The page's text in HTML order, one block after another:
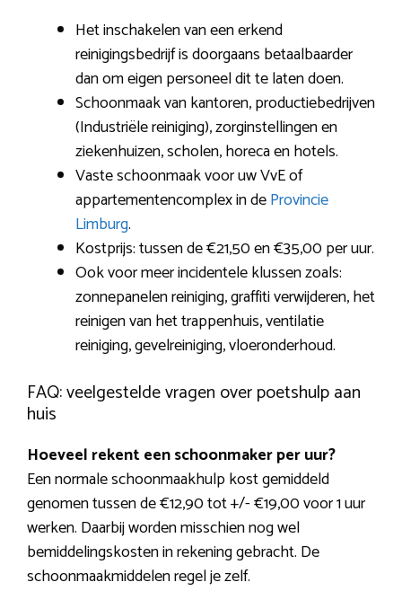
Het inschakelen van een erkend
reinigingsbedrijf is doorgaans betaalbaarder
dan om eigen personeel dit te laten doen.
Schoonmaak van kantoren, productiebedrijven
(Industriële reiniging), zorginstellingen en
ziekenhuizen, scholen, horeca en hotels.
Vaste schoonmaak voor uw VvE of
appartementencomplex in deProvincie
Limburg.
Kostprijs: tussen de €21,50 en €35,00 per uur.
Ook voor meer incidentele klussen zoals:
zonnepanelen reiniging, graffiti verwijderen, het
reinigen van het trappenhuis, ventilatie
reiniging, gevelreiniging, vloeronderhoud.
FAQ: veelgestelde vragen over poetshulp aan
huis
Hoeveel rekent een schoonmaker per uur?
Een normale schoonmaakhulp kost gemiddeld
genomen tussen de €12,90 tot +/- €19,00 voor 1 uur
werken. Daarbij worden misschien nog wel
bemiddelingskosten in rekening gebracht. De
schoonmaakmiddelen regel je zelf.